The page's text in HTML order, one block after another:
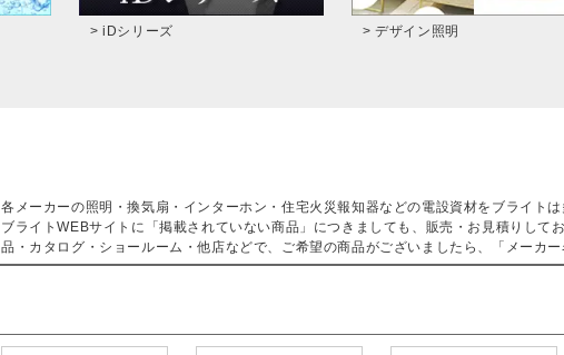
> iDシリーズ > デザイン照明
各メーカーの照明・換気扇・インターホン・住宅火災報知器などの電設資材をブライトは
ブライトWEBサイトに「掲載されていない商品」につきましても、販売・お見積りし
品・カタログ・ショールーム・他店などで、ご希望の商品がございましたら、「メーカ